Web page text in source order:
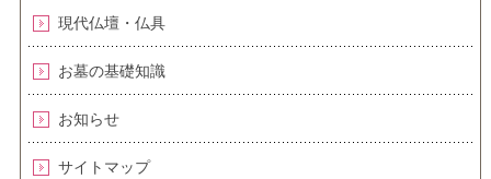
現代仏壇・仏具
お墓の基礎知識
お知らせ
サイトマップ